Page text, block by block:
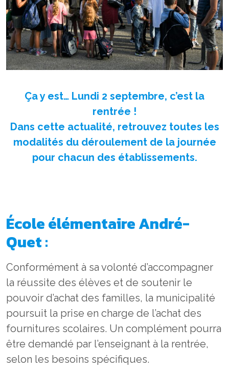
Ça y est… Lundi 2 septembre, c’est la
rentrée !
Dans cette actualité, retrouvez toutes les
modalités du déroulement de la journée
pour chacun des établissements.
École élémentaire André-
Quet :
Conformément à sa volonté d’accompagner
la réussite des élèves et de soutenir le
pouvoir d’achat des familles, la municipalité
poursuit la prise en charge de l’achat des
fournitures scolaires. Un complément pourra
être demandé par l’enseignant à la rentrée,
selon les besoins spécifiques.